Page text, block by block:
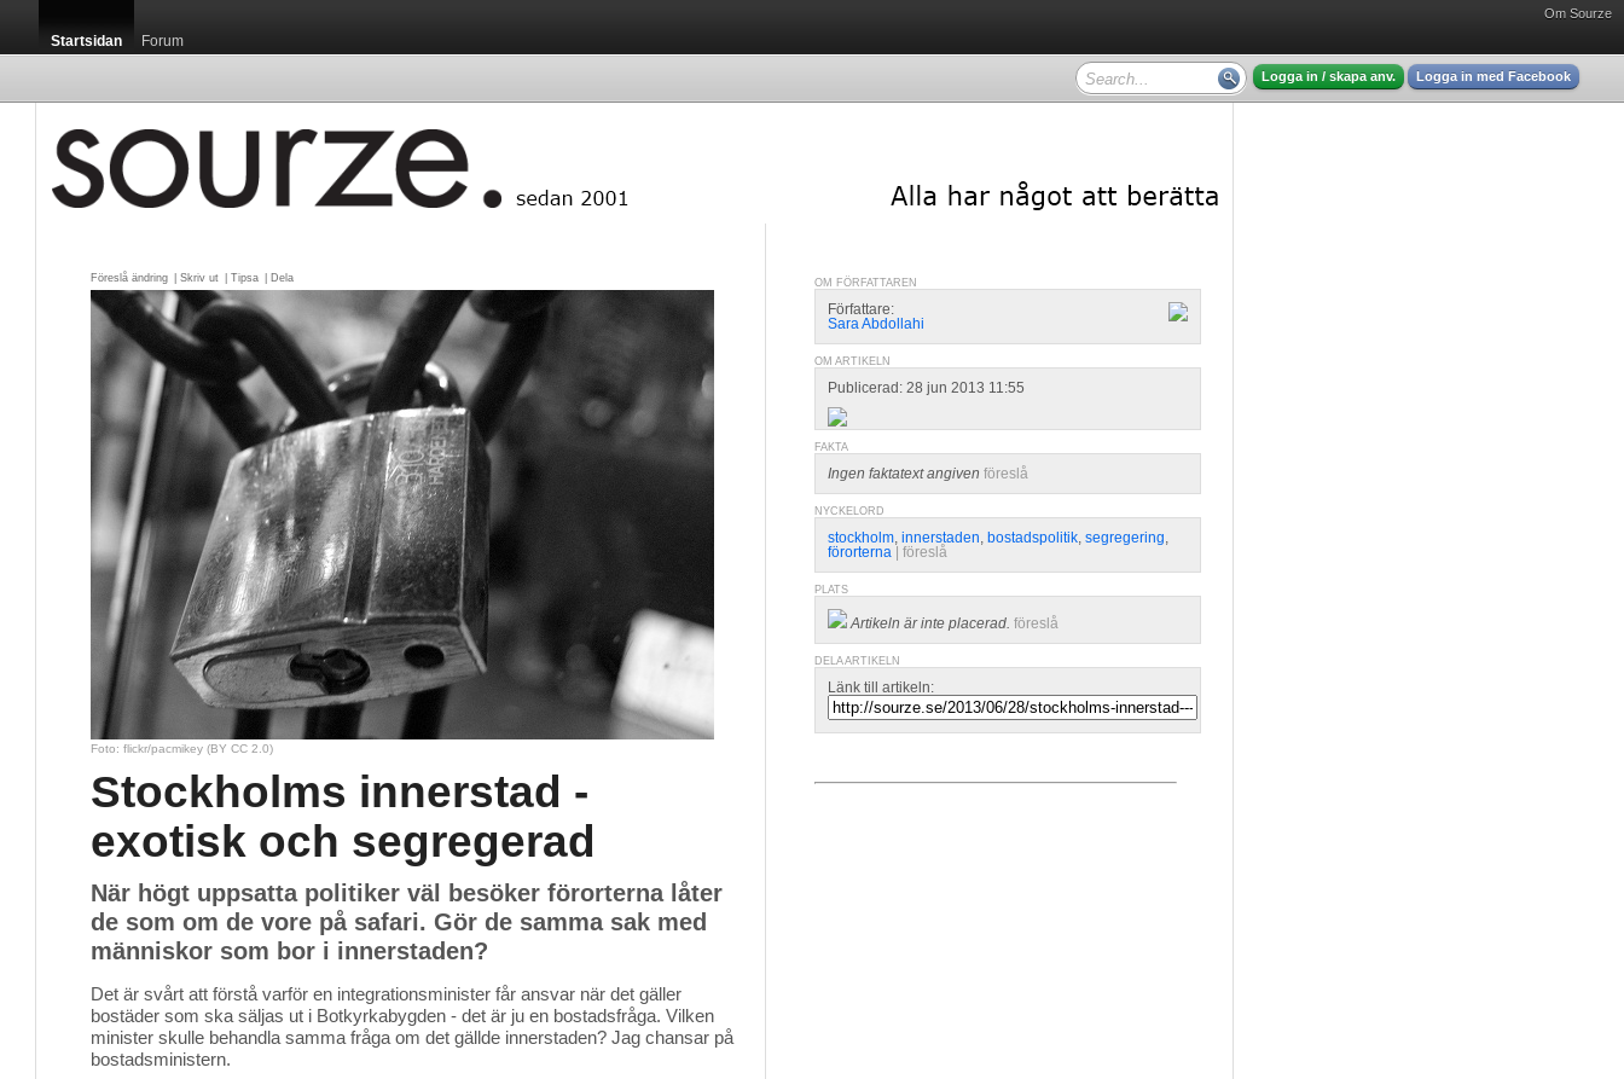
Om Sourze
Startsidan Forum
Logga in / skapa anv. Logga in med Facebook
Föreslå ändring Skriv ut Tipsa Dela
Foto: flickr/pacmikey (BY CC 2.0)
Stockholms innerstad -
exotisk och segregerad
När högt uppsatta politiker väl besöker förorterna låter
de som om de vore på safari. Gör de samma sak med
människor som bor i innerstaden?
Det är svårt att förstå varför en integrationsminister får ansvar när det gäller
bostäder som ska säljas ut i Botkyrkabygden - det är ju en bostadsfråga. Vilken
minister skulle behandla samma fråga om det gällde innerstaden? Jag chansar på
bostadsministern.
OM FÖRFATTAREN
Författare:
Sara Abdollahi
OM ARTIKELN
Publicerad: 28 jun 2013 11:55
FAKTA
Ingen faktatext angiven föreslå
NYCKELORD
stockholm, innerstaden, bostadspolitik, segregering,
förorterna
föreslå
PLATS
Artikeln är inte placerad. föreslå
DELA ARTIKELN
Länk till artikeln: